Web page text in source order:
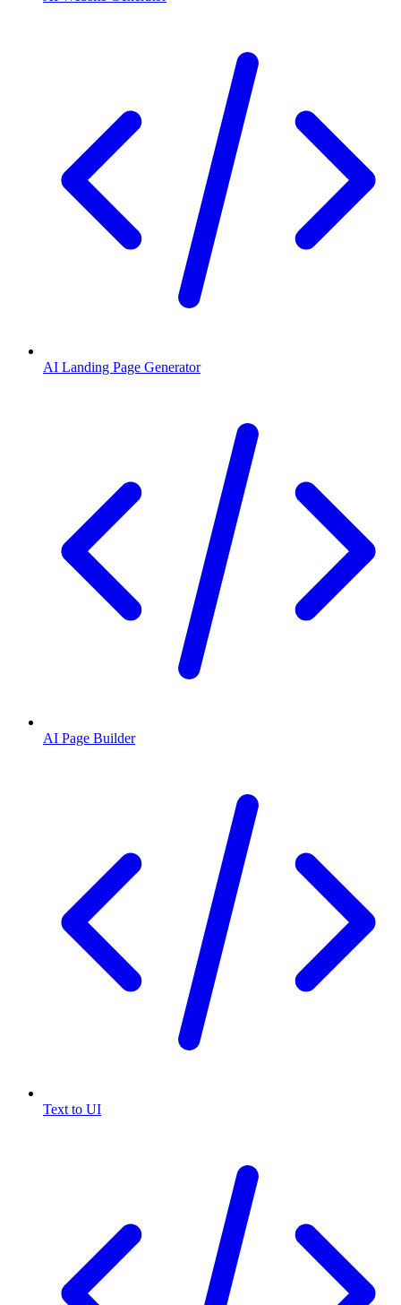
AI Landing Page Generator
AI Page Builder
Text to UI